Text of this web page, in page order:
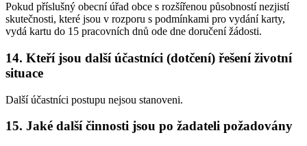
Pokud příslušný obecní úřad obce s rozšířenou působností nezjistí
skutečnosti, které jsou v rozporu s podmínkami pro vydání karty,
vydá kartu do 15 pracovních dnů ode dne doručení žádosti.
14. Kteří jsou další účastníci (dotčení) řešení životní
situace
Další účastníci postupu nejsou stanoveni.
15. Jaké další činnosti jsou po žadateli požadovány